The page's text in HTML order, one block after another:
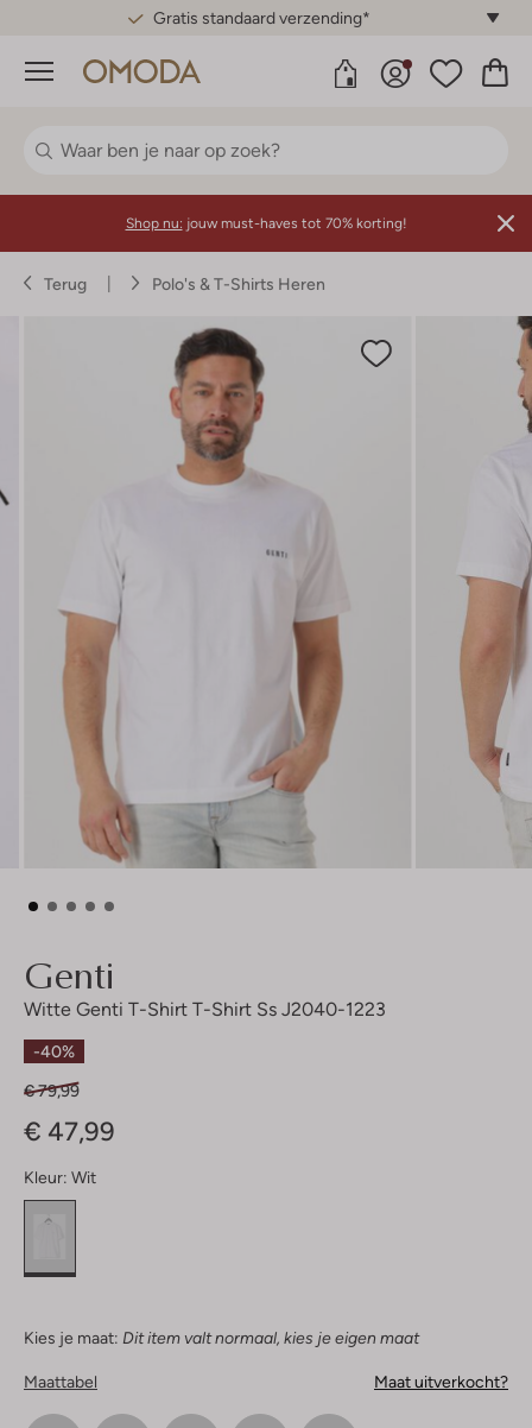
Gratis standaard verzending*
Menu
Shop nu: jouw must-haves tot 70% korting!
Terug Polo's & T-Shirts Heren
Genti
Witte Genti T-Shirt T-Shirt Ss J2040-1223
-40%
€ 79,99
€ 47,99
Kleur: Wit
Kies je maat: Dit item valt normaal, kies je eigen maat
Maattabel Maat uitverkocht?